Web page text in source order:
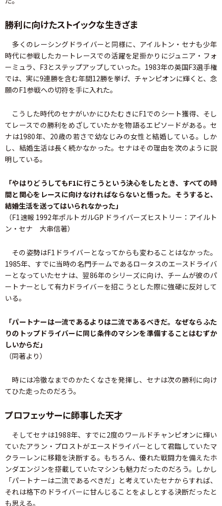
勝利に向けたストイックな生きざま
多くのレーシングドライバーと同様に、アイルトン・セナも少年
時代に参戦したカートレースでの活躍を足掛かりにジュニア・フォ
ーミュラ、F3とステップアップしていった。1983年の英国F3選手権
では、実に9連勝を含む年間12勝を挙げ、チャンピオンに輝くと、念
願のF1参戦への切符を手に入れた。
こうした時代のセナがいかにひたむきにF1でのシート獲得、そし
てレースでの勝利をめざしていたかを物語るエピソードがある。セ
ナは1980年、20歳の若さで幼なじみの女性と結婚している。しか
し、結婚生活は長く続かなかった。セナはその理由を次のように説
明している。
「やはりどうしてもF1に行こうという決心をしたとき、すべての時
間と関心をレースに向けなければならないと悟った。そうすると、
結婚生活を送ってはいられなかった」
（F1速報 1992年ポルトガルGP ドライバーズヒストリー：アイルト
ン・セナ 大串信著）
その姿勢はF1ドライバーとなってからも変わることはなかった。
1985年、すでに当時の名門チームであるロータスのエースドライバ
ーとなっていたセナは、翌86年のシリーズに向け、チームが彼のパ
ートナーとして有力ドライバーを招こうとした際に強硬に反対して
いる。
「パートナーは一流であるよりは二流であるべきだ。なぜならふた
りのトップドライバーに同じ条件のマシンを準備することはむずか
しいからだ」
（同著より）
時には冷徹なまでのかたくなさを発揮し、セナは次の勝利に向け
てひた走ったのだろう。
プロフェッサーに師事した天才
そしてセナは1988年、すでに2度のワールドチャンピオンに輝い
ていたアラン・プロストがエースドライバーとして君臨していたマ
クラーレンに移籍を決断する。もちろん、優れた戦闘力を備えたホ
ンダエンジンを搭載していたマシンも魅力だったのだろう。しかし
「パートナーは二流であるべきだ」と考えていたセナからすれば、
それは格下のドライバーに甘んじることをよしとする決断だったと
も思える。